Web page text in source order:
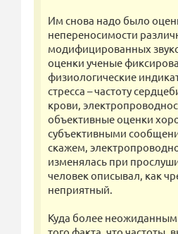
Им снова надо было
непереносимости
модифицированных
оценки ученые
физиологические
стресса – частоту
крови,
объективные оценки
субъективными
скажем,
изменялась при
человек описывал, как
неприятный.
Куда более